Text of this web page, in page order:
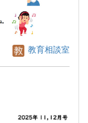
教育相談室